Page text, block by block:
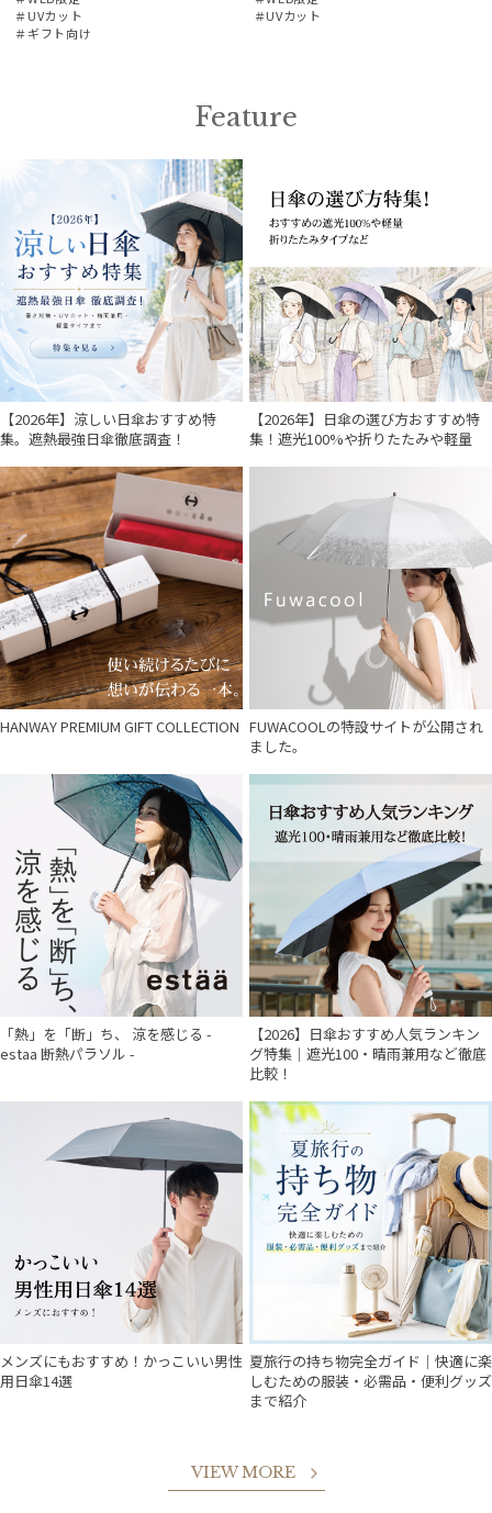
販売状況
入荷状況
＃UVカット
＃ギフト向け
＃UVカット
Feature
【2026年】涼しい日傘おすすめ特
集。遮熱最強日傘徹底調査！
【2026年】日傘の選び方おすすめ特
集！遮光100%や折りたたみや軽量
HANWAY PREMIUM GIFT COLLECTION FUWACOOLの特設サイトが公開され
ました。
「熱」を「断」ち、 涼を感じる -
estaa 断熱パラソル -
【2026】日傘おすすめ人気ランキン
グ特集｜遮光100・晴雨兼用など徹底
比較！
メンズにもおすすめ！かっこいい男性
用日傘14選
夏旅行の持ち物完全ガイド｜快適に楽
しむための服装・必需品・便利グッズ
まで紹介
VIEW MORE